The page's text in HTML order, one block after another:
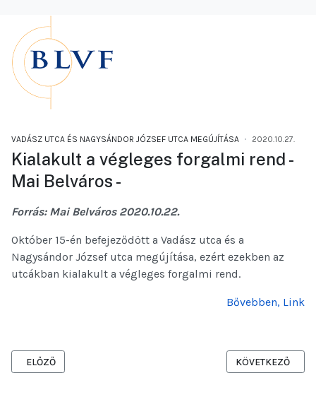
VADÁSZ UTCA ÉS NAGYSÁNDOR JÓZSEF UTCA MEGÚJÍTÁSA 2020.10.27.
Kialakult a végleges forgalmi rend -
Mai Belváros -
Forrás: Mai Belváros 2020.10.22.
Október 15-én befejeződött a Vadász utca és a
Nagysándor József utca megújítása, ezért ezekben az
utcákban kialakult a végleges forgalmi rend.
Bővebben, Link
ELŐZŐ CIKK: FÁK, PADOK, SPORTKÖZPONT: ILYEN LETT A VADÁSZ
ELŐZŐ KÖVETKEZŐ
KÖVETKEZŐ